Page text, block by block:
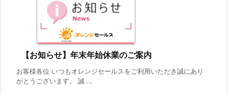
【お知らせ】年末年始休業のご案内
お客様各位 いつもオレンジセールスをご利用いただき誠にあり
がとうございます。 誠 ...